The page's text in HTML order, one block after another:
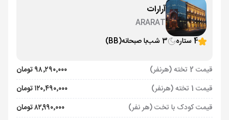
آرارات
ARARAT
4 ستاره
3 شب با صبحانه(BB)
قیمت 2 تخته (هرنفر)
۹۸٬۲۹۰٬۰۰۰ تومان
قیمت 1 تخته (هرنفر)
۱۲۰٬۴۹۰٬۰۰۰ تومان
قیمت کودک با تخت (هر نفر)
۸۲٬۹۹۰٬۰۰۰ تومان